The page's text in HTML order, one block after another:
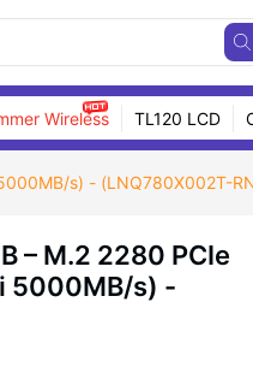
Wireless TL120 LCD
s) - (LNQ780X002T-
– M.2 2280 PCIe
5000MB/s) -